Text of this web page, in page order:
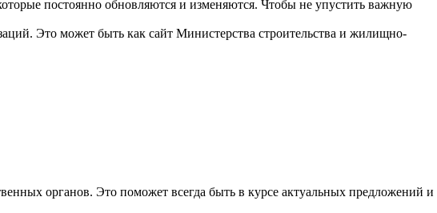
постоянно обновляются и изменяются. Чтобы не упустить важную
Это может быть как сайт Министерства строительства и жилищно-
органов. Это поможет всегда быть в курсе актуальных предложений и